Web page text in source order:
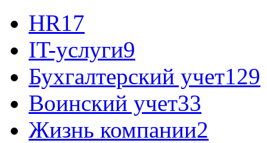
HR17
IT-услуги9
Бухгалтерский учет129
Воинский учет33
Жизнь компании2